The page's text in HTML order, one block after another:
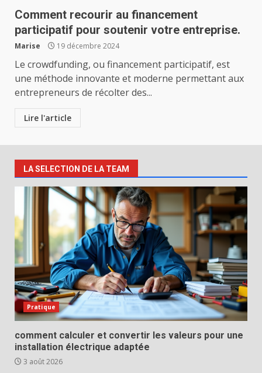
Comment recourir au financement
participatif pour soutenir votre entreprise.
Marise 19 décembre 2024
Le crowdfunding, ou financement participatif, est
une méthode innovante et moderne permettant aux
entrepreneurs de récolter des...
Lire l'article
LA SELECTION DE LA TEAM
Pratique
comment calculer et convertir les valeurs pour une
installation électrique adaptée
3 août 2026